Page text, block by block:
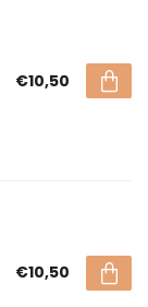
€10,50
€10,50